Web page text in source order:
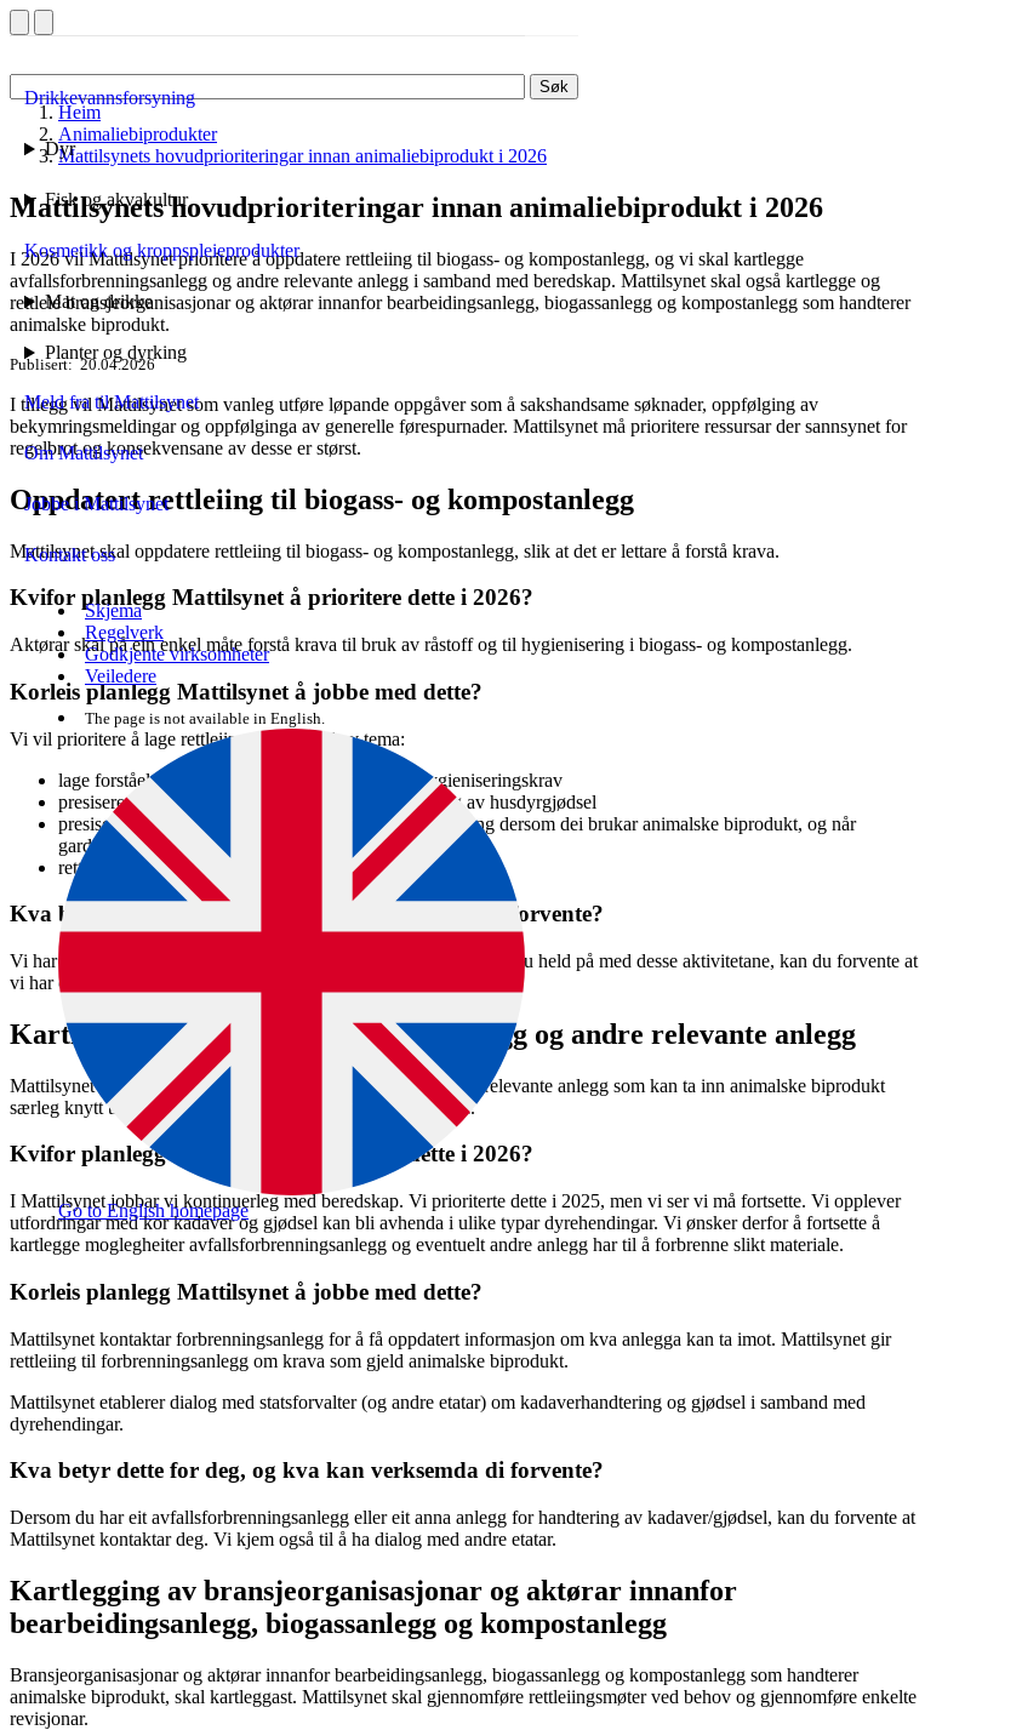
Søk
Drikkevannsforsyning
Dyr
Fisk og akvakultur
Kosmetikk og kroppspleieprodukter
Mat og drikke
Planter og dyrking
Meld fra til Mattilsynet
Om Mattilsynet
Jobbe i Mattilsynet
Kontakt oss
Skjema
Regelverk
Godkjente virksomheter
Veiledere
The page is not available in English.
Go to English homepage
Heim
Animaliebiprodukter
Mattilsynets hovudprioriteringar innan animaliebiprodukt i 2026
Mattilsynets hovudprioriteringar innan animaliebiprodukt i 2026
I 2026 vil Mattilsynet prioritere å oppdatere rettleiing til biogass- og kompostanlegg, og vi skal kartlegge
avfallsforbrenningsanlegg og andre relevante anlegg i samband med beredskap. Mattilsynet skal også kartlegge og
rettleie bransjeorganisasjonar og aktørar innanfor bearbeidingsanlegg, biogassanlegg og kompostanlegg som handterer
animalske biprodukt.
Publisert 20.04.2026
I tillegg vil Mattilsynet som vanleg utføre løpande oppgåver som å sakshandsame søknader, oppfølging av
bekymringsmeldingar og oppfølginga av generelle førespurnader. Mattilsynet må prioritere ressursar der sannsynet for
regelbrot og konsekvensane av desse er størst.
Oppdatert rettleiing til biogass- og kompostanlegg
Mattilsynet skal oppdatere rettleiing til biogass- og kompostanlegg, slik at det er lettare å forstå krava.
Kvifor planlegg Mattilsynet å prioritere dette i 2026?
Aktørar skal på ein enkel måte forstå krava til bruk av råstoff og til hygienisering i biogass- og kompostanlegg.
Korleis planlegg Mattilsynet å jobbe med dette?
Vi vil prioritere å lage rettleiing på eit utval av tema:
lage forståeleg oversikt over bruk av råstoff og hygieniseringskrav
presisere om det er unntak eller krav til hygienisering av husdyrgjødsel
presisere at gardsbiogassanlegg må søke om godkjenning dersom dei brukar animalske biprodukt, og når
gardskomposteringsanlegg må søke om godkjenning
rettleie om hygienekrav til aktuell aktivitet
Kva betyr dette for deg, og kva kan verksemda di forvente?
Vi har allereie mykje informasjon på nettsidene våre, men dersom du held på med desse aktivitetane, kan du forvente at
vi har oppdatert rettleiing om tema gitt over.
Kartlegging av avfallsforbrenningsanlegg og andre relevante anlegg
Mattilsynet skal kartlegge avfallsforbrenningsanlegg og andre relevante anlegg som kan ta inn animalske biprodukt
særleg knytt til beredskap, og bidra til at desse kjenner krava.
Kvifor planlegg Mattilsynet å prioritere dette i 2026?
I Mattilsynet jobbar vi kontinuerleg med beredskap. Vi prioriterte dette i 2025, men vi ser vi må fortsette. Vi opplever
utfordringar med kor kadaver og gjødsel kan bli avhenda i ulike typar dyrehendingar. Vi ønsker derfor å fortsette å
kartlegge moglegheiter avfallsforbrenningsanlegg og eventuelt andre anlegg har til å forbrenne slikt materiale.
Korleis planlegg Mattilsynet å jobbe med dette?
Mattilsynet kontaktar forbrenningsanlegg for å få oppdatert informasjon om kva anlegga kan ta imot. Mattilsynet gir
rettleiing til forbrenningsanlegg om krava som gjeld animalske biprodukt.
Mattilsynet etablerer dialog med statsforvalter (og andre etatar) om kadaverhandtering og gjødsel i samband med
dyrehendingar.
Kva betyr dette for deg, og kva kan verksemda di forvente?
Dersom du har eit avfallsforbrenningsanlegg eller eit anna anlegg for handtering av kadaver/gjødsel, kan du forvente at
Mattilsynet kontaktar deg. Vi kjem også til å ha dialog med andre etatar.
Kartlegging av bransjeorganisasjonar og aktørar innanfor
bearbeidingsanlegg, biogassanlegg og kompostanlegg
Bransjeorganisasjonar og aktørar innanfor bearbeidingsanlegg, biogassanlegg og kompostanlegg som handterer
animalske biprodukt, skal kartleggast. Mattilsynet skal gjennomføre rettleiingsmøter ved behov og gjennomføre enkelte
revisjonar.